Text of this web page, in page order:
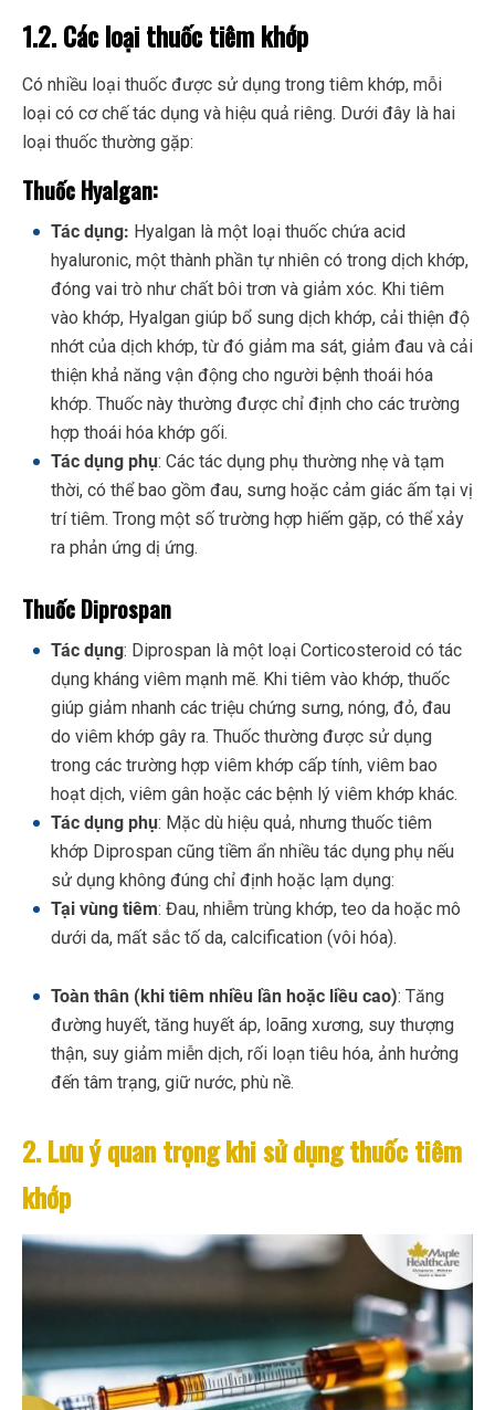
1.2. Các loại thuốc tiêm khớp
Có nhiều loại thuốc được sử dụng trong tiêm khớp, mỗi
loại có cơ chế tác dụng và hiệu quả riêng. Dưới đây là hai
loại thuốc thường gặp:
Thuốc Hyalgan:
Tác dụng: Hyalgan là một loại thuốc chứa acid
hyaluronic, một thành phần tự nhiên có trong dịch khớp,
đóng vai trò như chất bôi trơn và giảm xóc. Khi tiêm
vào khớp, Hyalgan giúp bổ sung dịch khớp, cải thiện độ
nhớt của dịch khớp, từ đó giảm ma sát, giảm đau và cải
thiện khả năng vận động cho người bệnh thoái hóa
khớp. Thuốc này thường được chỉ định cho các trường
hợp thoái hóa khớp gối.
Tác dụng phụ: Các tác dụng phụ thường nhẹ và tạm
thời, có thể bao gồm đau, sưng hoặc cảm giác ấm tại vị
trí tiêm. Trong một số trường hợp hiếm gặp, có thể xảy
ra phản ứng dị ứng.
Thuốc Diprospan
Tác dụng: Diprospan là một loại Corticosteroid có tác
dụng kháng viêm mạnh mẽ. Khi tiêm vào khớp, thuốc
giúp giảm nhanh các triệu chứng sưng, nóng, đỏ, đau
do viêm khớp gây ra. Thuốc thường được sử dụng
trong các trường hợp viêm khớp cấp tính, viêm bao
hoạt dịch, viêm gân hoặc các bệnh lý viêm khớp khác.
Tác dụng phụ: Mặc dù hiệu quả, nhưng thuốc tiêm
khớp Diprospan cũng tiềm ẩn nhiều tác dụng phụ nếu
sử dụng không đúng chỉ định hoặc lạm dụng:
Tại vùng tiêm: Đau, nhiễm trùng khớp, teo da hoặc mô
dưới da, mất sắc tố da, calcification (vôi hóa).
Toàn thân (khi tiêm nhiều lần hoặc liều cao): Tăng
đường huyết, tăng huyết áp, loãng xương, suy thượng
thận, suy giảm miễn dịch, rối loạn tiêu hóa, ảnh hưởng
đến tâm trạng, giữ nước, phù nề.
2. Lưu ý quan trọng khi sử dụng thuốc tiêm
khớp